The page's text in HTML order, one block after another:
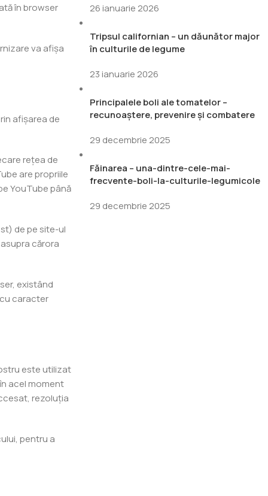
în browser
va afișa
afișarea de
rețea de
are propriile
YouTube până
de pe site-ul
cărora
existând
caracter
este utilizat
acel moment
rezoluția
pentru a
26 ianuarie 2026
Tripsul californian – un dăunător major
în culturile de legume
23 ianuarie 2026
Principalele boli ale tomatelor –
recunoaștere, prevenire și combatere
29 decembrie 2025
Făinarea – una-dintre-cele-mai-
frecvente-boli-la-culturile-legumicole
29 decembrie 2025